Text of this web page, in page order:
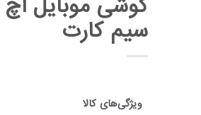
سیم کارت